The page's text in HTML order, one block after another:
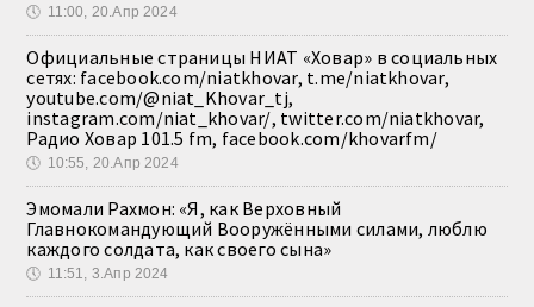
🕔 11:00, 20.Апр 2024
Официальные страницы НИАТ «Ховар» в социальных
сетях: facebook.com/niatkhovar, t.me/niatkhovar,
youtube.com/@niat_Khovar_tj,
instagram.com/niat_khovar/, twitter.com/niatkhovar,
Радио Ховар 101.5 fm, facebook.com/khovarfm/
🕔 10:55, 20.Апр 2024
Эмомали Рахмон: «Я, как Верховный
Главнокомандующий Вооружёнными силами, люблю
каждого солдата, как своего сына»
🕔 11:51, 3.Апр 2024